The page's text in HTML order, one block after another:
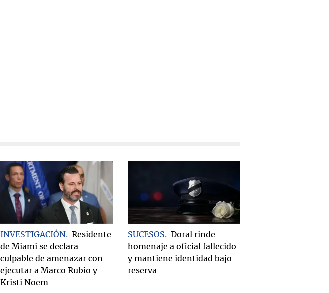
INVESTIGACIÓN
Residente
de Miami se declara
culpable de amenazar con
ejecutar a Marco Rubio y
Kristi Noem
SUCESOS
Doral rinde
homenaje a oficial fallecido
y mantiene identidad bajo
reserva